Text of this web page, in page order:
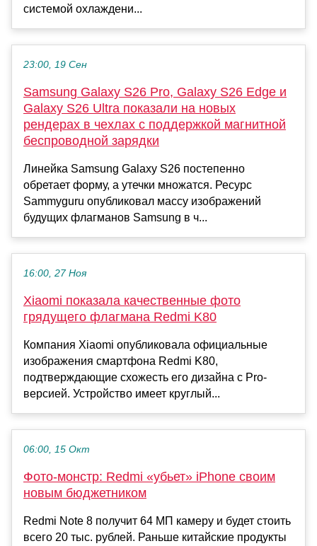
системой охлаждени...
23:00, 19 Сен
Samsung Galaxy S26 Pro, Galaxy S26 Edge и
Galaxy S26 Ultra показали на новых
рендерах в чехлах с поддержкой магнитной
беспроводной зарядки
Линейка Samsung Galaxy S26 постепенно
обретает форму, а утечки множатся. Ресурс
Sammyguru опубликовал массу изображений
будущих флагманов Samsung в ч...
16:00, 27 Ноя
Xiaomi показала качественные фото
грядущего флагмана Redmi K80
Компания Xiaomi опубликовала официальные
изображения смартфона Redmi K80,
подтверждающие схожесть его дизайна с Pro-
версией. Устройство имеет круглый...
06:00, 15 Окт
Фото-монстр: Redmi «убьет» iPhone своим
новым бюджетником
Redmi Note 8 получит 64 МП камеру и будет стоить
всего 20 тыс. рублей. Раньше китайские продукты